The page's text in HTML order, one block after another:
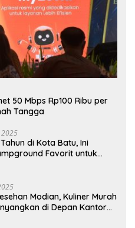
50 Mbps Rp100 Ribu per
Tangga
2025
di Kota Batu, Ini
Favorit untuk
Modian, Kuliner Murah
di Depan Kantor